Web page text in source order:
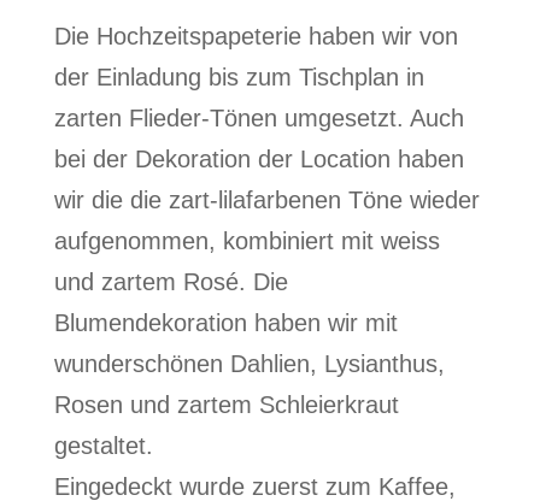
Die Hochzeitspapeterie haben wir von
der Einladung bis zum Tischplan in
zarten Flieder-Tönen umgesetzt. Auch
bei der Dekoration der Location haben
wir die die zart-lilafarbenen Töne wieder
aufgenommen, kombiniert mit weiss
und zartem Rosé. Die
Blumendekoration haben wir mit
wunderschönen Dahlien, Lysianthus,
Rosen und zartem Schleierkraut
gestaltet.
Eingedeckt wurde zuerst zum Kaffee,